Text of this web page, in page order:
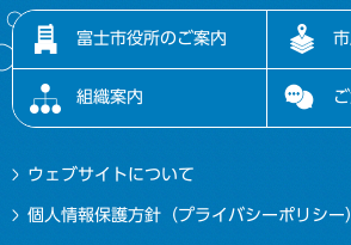
富士市役所のご案内
組織案内
ウェブサイトについて
個人情報保護方針（プライバシーポリシー